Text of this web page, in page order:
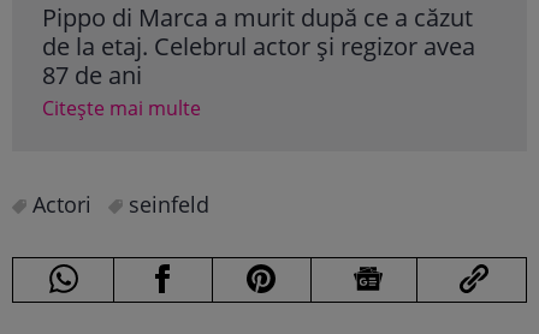
Pippo di Marca a murit după ce a căzut
de la etaj. Celebrul actor și regizor avea
87 de ani
Citește mai multe
Actori seinfeld